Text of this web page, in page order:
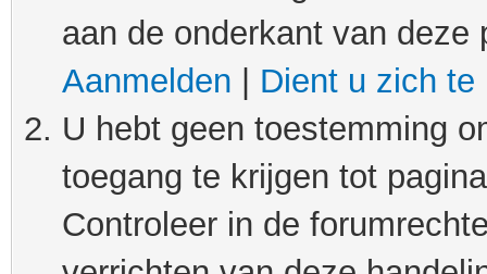
aan de onderkant van
Aanmelden
Dient u zich te
U hebt geen toestemming
toegang te krijgen tot
Controleer in de